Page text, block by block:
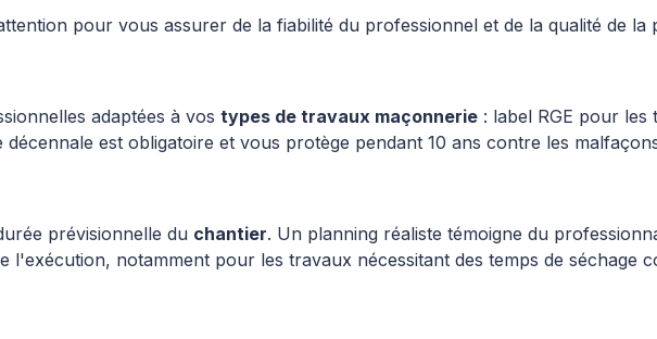
pour vous assurer de la fiabilité du professionnel et de la qualité de la
adaptées à vos types de travaux maçonnerie : label RGE pour
est obligatoire et vous protège pendant 10 ans contre les
prévisionnelle du chantier. Un planning réaliste témoigne du
notamment pour les travaux nécessitant des temps de séchage